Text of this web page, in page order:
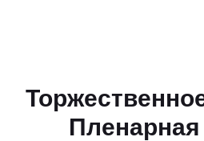
Пленарная